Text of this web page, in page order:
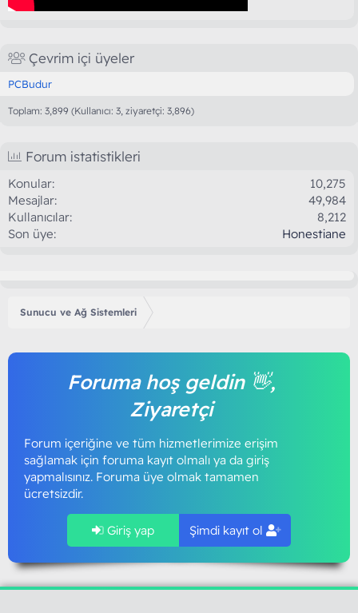
Çevrim içi üyeler
PCBudur
Toplam: 3,899 (Kullanıcı: 3, ziyaretçi: 3,896)
Forum istatistikleri
Konular
10,275
Mesajlar
49,984
Kullanıcılar
8,212
Son üye
Honestiane
Sunucu ve Ağ Sistemleri
Foruma hoş geldin 👋,
Ziyaretçi
Forum içeriğine ve tüm hizmetlerimize erişim
sağlamak için foruma kayıt olmalı ya da giriş
yapmalısınız. Foruma üye olmak tamamen
ücretsizdir.
Giriş yap Şimdi kayıt ol